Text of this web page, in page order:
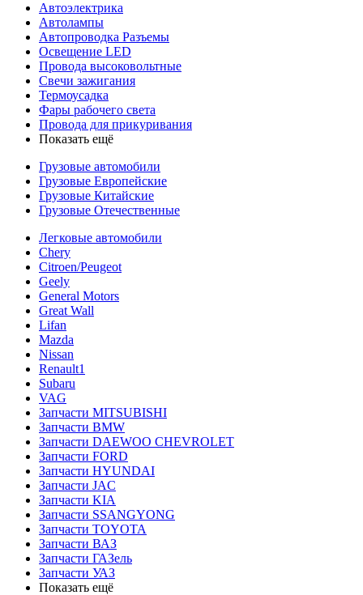
Автоэлектрика
Автолампы
Автопроводка Разъемы
Освещение LED
Провода высоковольтные
Свечи зажигания
Термоусадка
Фары рабочего света
Провода для прикуривания
Показать ещё
Грузовые автомобили
Грузовые Европейские
Грузовые Китайские
Грузовые Отечественные
Легковые автомобили
Chery
Citroen/Peugeot
Geely
General Motors
Great Wall
Lifan
Mazda
Nissan
Renault1
Subaru
VAG
Запчасти MITSUBISHI
Запчасти BMW
Запчасти DAEWOO CHEVROLET
Запчасти FORD
Запчасти HYUNDAI
Запчасти JAC
Запчасти KIA
Запчасти SSANGYONG
Запчасти TOYOTA
Запчасти ВАЗ
Запчасти ГАЗель
Запчасти УАЗ
Показать ещё